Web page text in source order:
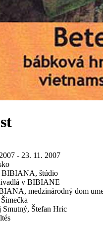
- 23. 11. 2007
BIBIANA, štúdio
v BIBIANE
medzinárodný dom
Smutný, Štefan Hric